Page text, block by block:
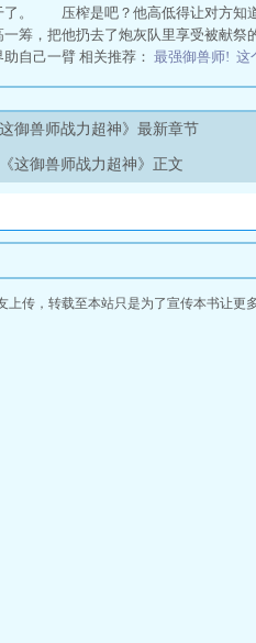
了。 压榨是吧？他高低得让对方
高一筹，把他扔去了炮灰队里享受
自己一臂 相关推荐： 最强御兽师! 这
这御兽师战力超神》最新章节
《这御兽师战力超神》正文
传，转载至本站只是为了宣传本书让更